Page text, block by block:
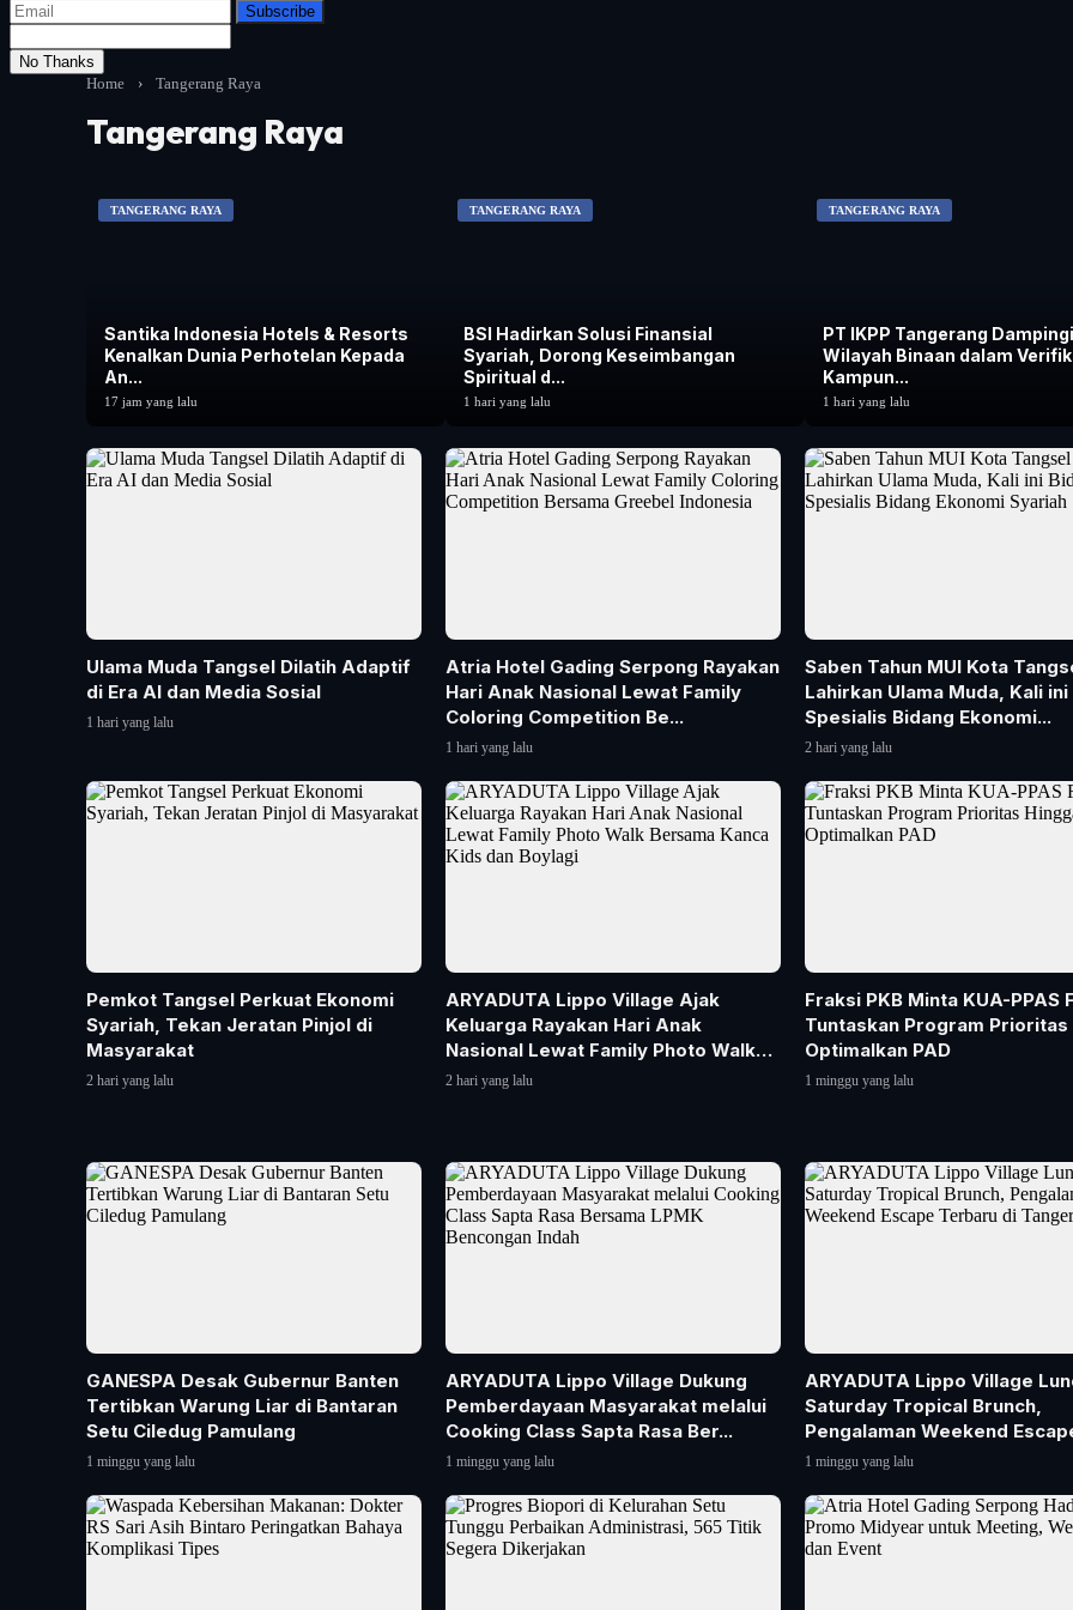
Subscribe
No Thanks
Home
› Tangerang Raya
Tangerang Raya
TANGERANG RAYA
Santika Indonesia Hotels & Resorts
Kenalkan Dunia Perhotelan Kepada
An...
17 jam yang lalu
TANGERANG RAYA
BSI Hadirkan Solusi Finansial
Syariah, Dorong Keseimbangan
Spiritual d...
1 hari yang lalu
TANGERANG RAYA
PT IKPP Tangerang
Wilayah Binaan dalam
Kampun...
1 hari yang lalu
Ulama Muda Tangsel Dilatih Adaptif
di Era AI dan Media Sosial
1 hari yang lalu
Atria Hotel Gading Serpong Rayakan
Hari Anak Nasional Lewat Family
Coloring Competition Be...
1 hari yang lalu
Saben Tahun MUI Kota
Lahirkan Ulama Muda, Kali
Spesialis Bidang Ekonomi...
2 hari yang lalu
Pemkot Tangsel Perkuat Ekonomi
Syariah, Tekan Jeratan Pinjol di
Masyarakat
2 hari yang lalu
ARYADUTA Lippo Village Ajak
Keluarga Rayakan Hari Anak
Nasional Lewat Family Photo Walk
Be...
2 hari yang lalu
Fraksi PKB Minta KUA-PPAS
Tuntaskan Program Prioritas
Optimalkan PAD
1 minggu yang lalu
GANESPA Desak Gubernur Banten
Tertibkan Warung Liar di Bantaran
Setu Ciledug Pamulang
1 minggu yang lalu
ARYADUTA Lippo Village Dukung
Pemberdayaan Masyarakat melalui
Cooking Class Sapta Rasa Ber...
1 minggu yang lalu
ARYADUTA Lippo Village
Saturday Tropical Brunch,
Pengalaman Weekend
Terba...
1 minggu yang lalu